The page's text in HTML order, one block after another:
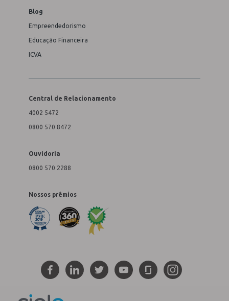
Blog
Empreendedorismo
Educação Financeira
ICVA
Central de Relacionamento
4002 5472
0800 570 8472
Ouvidoria
0800 570 2288
Nossos prêmios